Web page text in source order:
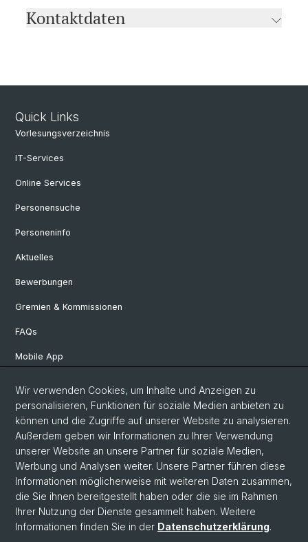
Kontaktdaten
Quick Links
Vorlesungsverzeichnis
IT-Services
Online Services
Personensuche
Personeninfo
Aktuelles
Bewerbungen
Gremien & Kommissionen
FAQs
Mobile App
Departement Geschichte
Departement Gesellschaftswissenschaften
Departement Künste, Medien, Philosophie
Departement Sprach- und Literaturwissenschaften
© Universität Basel
Wir verwenden Cookies, um Inhalte und Anzeigen zu
personalisieren, Funktionen für soziale Medien anbieten zu
können und die Zugriffe auf unserer Website zu analysieren.
Außerdem geben wir Informationen zu Ihrer Verwendung
unserer Website an unsere Partner für soziale Medien,
Werbung und Analysen weiter. Unsere Partner führen diese
Informationen möglicherweise mit weiteren Daten zusammen,
die Sie ihnen bereitgestellt haben oder die sie im Rahmen
Ihrer Nutzung der Dienste gesammelt haben. Weitere
Informationen finden Sie in der Datenschutzerklärung.